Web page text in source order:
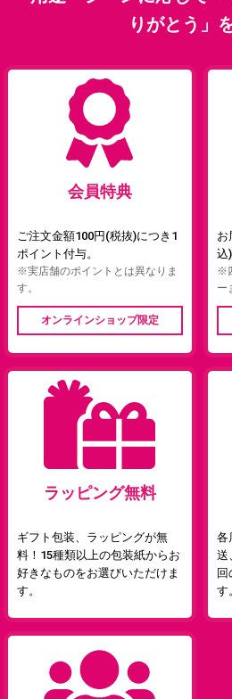
りがとう」
会員特典
ご注文金額100円(税抜)につき1
ポイント付与。
※実店舗のポイントとは異なりま
す。
オンラインショップ限定
お
込
※
ー
ラッピング無料
ギフト包装、ラッピングが無
料！15種類以上の包装紙からお
好きなものをお選びいただけま
す。
各
送
回
す